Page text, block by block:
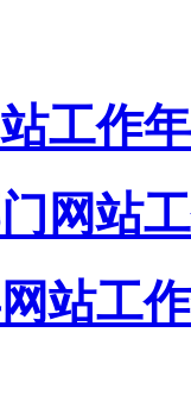
工作
网站
站工